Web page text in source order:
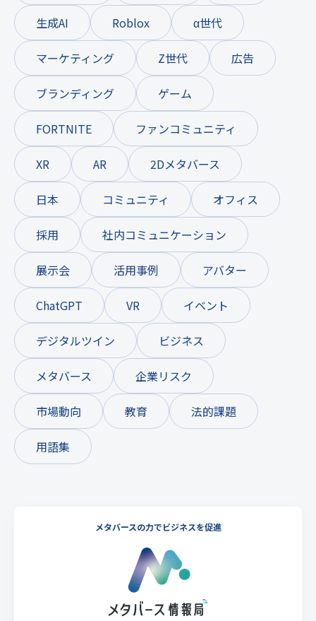
生成AI Roblox α世代
マーケティング Z世代 広告
ブランディング ゲーム
FORTNITE ファンコミュニティ
XR AR 2Dメタバース
日本 コミュニティ オフィス
採用 社内コミュニケーション
展示会 活用事例 アバター
ChatGPT VR イベント
デジタルツイン ビジネス
メタバース 企業リスク
市場動向 教育 法的課題
用語集
メタバースの力でビジネスを促進